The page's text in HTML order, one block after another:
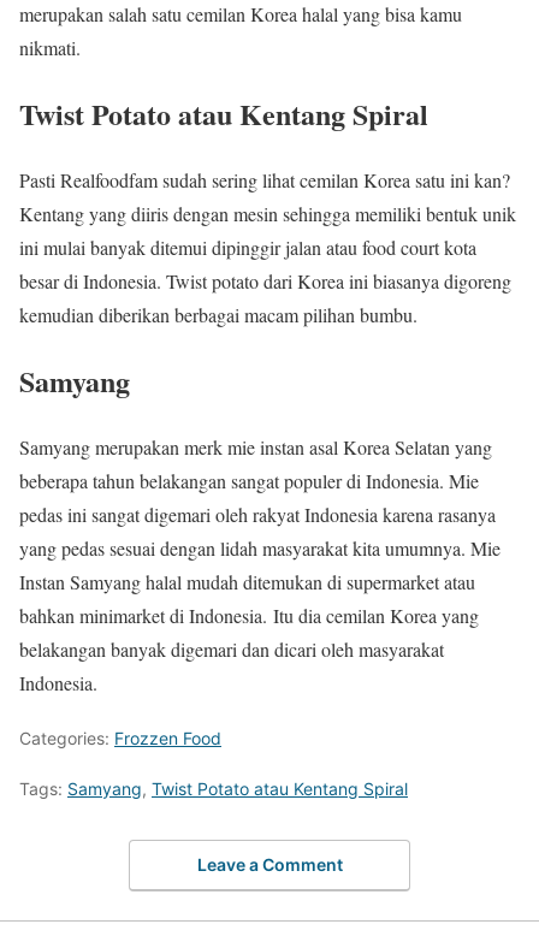
merupakan salah satu cemilan Korea halal yang bisa kamu
nikmati.
Twist Potato atau Kentang Spiral
Pasti Realfoodfam sudah sering lihat cemilan Korea satu ini kan?
Kentang yang diiris dengan mesin sehingga memiliki bentuk unik
ini mulai banyak ditemui dipinggir jalan atau food court kota
besar di Indonesia. Twist potato dari Korea ini biasanya digoreng
kemudian diberikan berbagai macam pilihan bumbu.
Samyang
Samyang merupakan merk mie instan asal Korea Selatan yang
beberapa tahun belakangan sangat populer di Indonesia. Mie
pedas ini sangat digemari oleh rakyat Indonesia karena rasanya
yang pedas sesuai dengan lidah masyarakat kita umumnya. Mie
Instan Samyang halal mudah ditemukan di supermarket atau
bahkan minimarket di Indonesia. Itu dia cemilan Korea yang
belakangan banyak digemari dan dicari oleh masyarakat
Indonesia.
Categories: Frozzen Food
Tags: Samyang, Twist Potato atau Kentang Spiral
Leave a Comment